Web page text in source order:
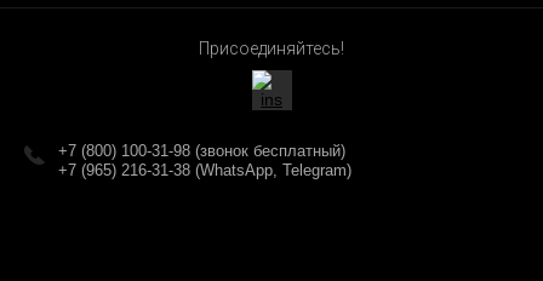
Присоединяйтесь!
+7 (800) 100-31-98 (звонок бесплатный)
+7 (965) 216-31-38 (WhatsApp, Telegram)